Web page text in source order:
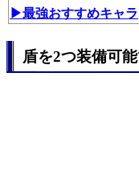
▶最強おすすめキャラ
盾を2つ装備可